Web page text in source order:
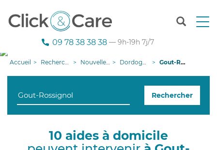
T
n
g
09 78 38 38 38 — 9h-19h 7j/7
Accueil Recherche aide à domicile Nouvelle-Aquitaine Dordogne Gout-Rossignol
Rechercher
10 aides à domicile